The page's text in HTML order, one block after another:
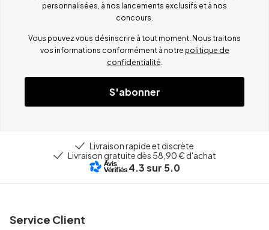
personnalisées, à nos lancements exclusifs et à nos
concours.
Vous pouvez vous désinscrire à tout moment. Nous traitons
vos informations conformément à notre politique de
confidentialité
S'abonner
Livraison rapide et discrète
Livraison gratuite dès 58,90 € d'achat
4.3sur 5.0
Service Client